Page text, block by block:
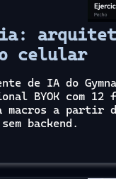
celular
de IA do
BYOK com
macros a partir
backend.